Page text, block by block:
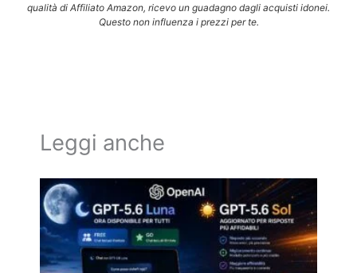
qualità di Affiliato Amazon, ricevo un guadagno dagli acquisti idonei.
Questo non influenza i prezzi per te.
Leggi anche